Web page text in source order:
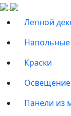
Лепной
Краски
Освещение
Панели из